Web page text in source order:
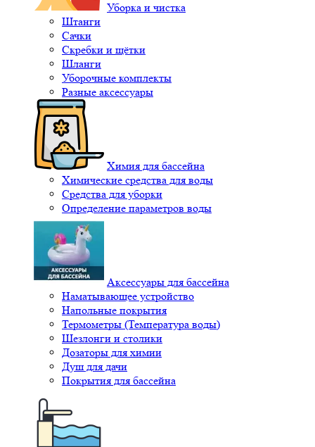
Уборка и чистка
Штанги
Сачки
Скребки и щётки
Шланги
Уборочные комплекты
Разные аксессуары
Химия для бассейна
Химические средства для воды
Средства для уборки
Определение параметров воды
Аксессуары для бассейна
Наматывающее устройство
Напольные покрытия
Термометры (Температура воды)
Шезлонги и столики
Дозаторы для химии
Душ для дачи
Покрытия для бассейна